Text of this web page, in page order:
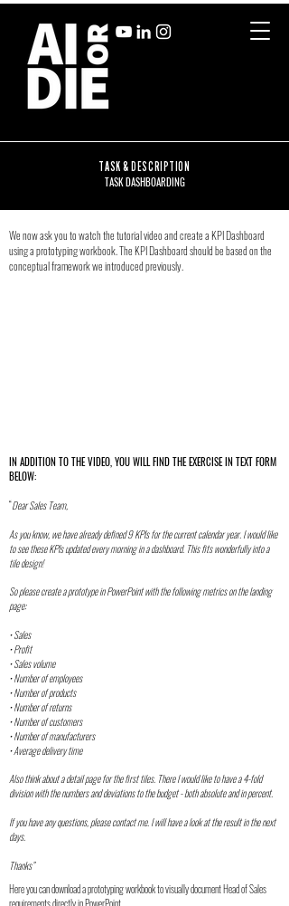
TASK & DESCRIPTION
TASK DASHBOARDING
We now ask you to watch the tutorial video and create a KPI Dashboard
using a prototyping workbook. The KPI Dashboard should be based on the
conceptual framework we introduced previously.
IN ADDITION TO THE VIDEO, YOU WILL FIND THE EXERCISE IN TEXT FORM
BELOW:
“Dear Sales Team,
As you know, we have already defined 9 KPIs for the current calendar year. I would like
to see these KPIs updated every morning in a dashboard. This fits wonderfully into a
tile design!
So please create a prototype in PowerPoint with the following metrics on the landing
page:
• Sales
• Profit
• Sales volume
• Number of employees
• Number of products
• Number of returns
• Number of customers
• Number of manufacturers
• Average delivery time
Also think about a detail page for the first tiles. There I would like to have a 4-fold
division with the numbers and deviations to the budget - both absolute and in percent.
If you have any questions, please contact me. I will have a look at the result in the next
days.
Thanks”
Here you can download a prototyping workbook to visually document Head of Sales